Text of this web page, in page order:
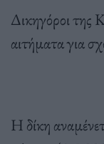
Δικηγόροι της
αιτήματα για
Η δίκη